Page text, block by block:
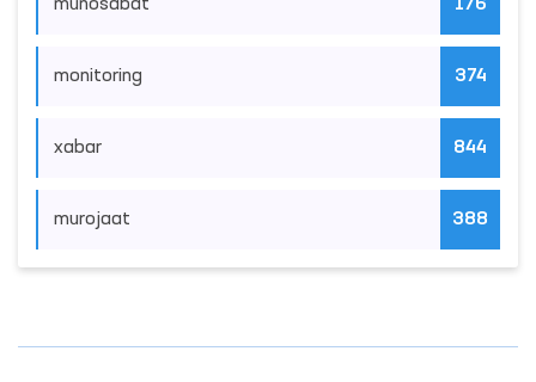
munosabat 176
monitoring 374
xabar 844
murojaat 388